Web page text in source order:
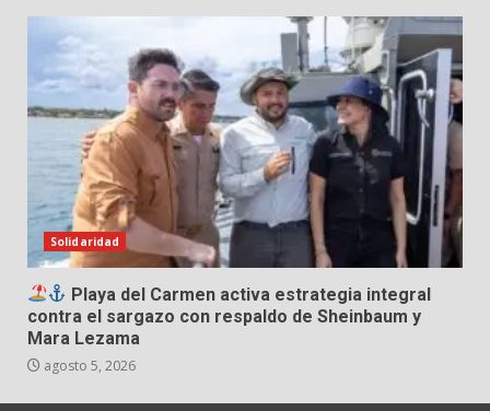
Solidaridad
Playa del Carmen activa estrategia integral
contra el sargazo con respaldo de Sheinbaum y
Mara Lezama
agosto 5, 2026